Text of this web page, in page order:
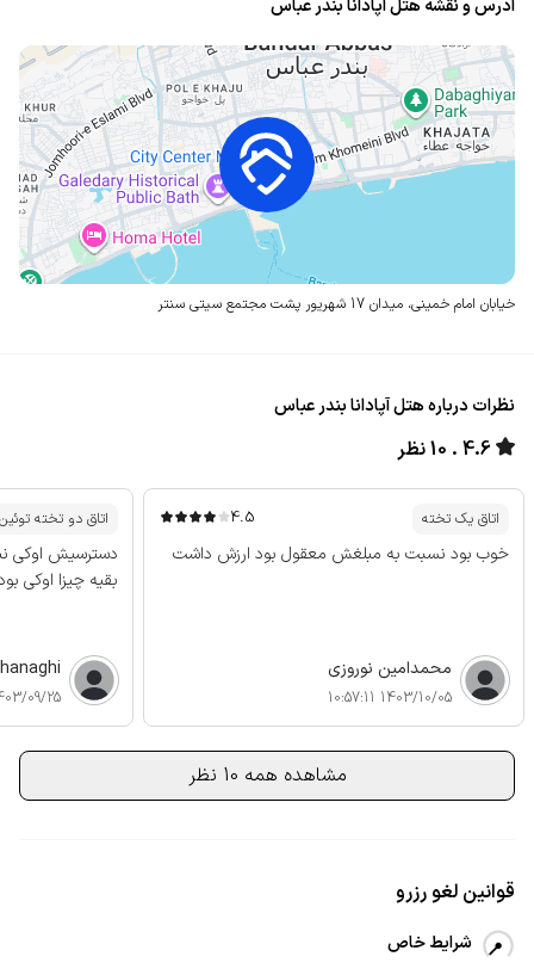
آدرس و نقشه هتل آپادانا بندر عباس
خیابان امام خمینی، میدان 17 شهریور پشت مجتمع سیتی سنتر
نظرات درباره هتل آپادانا بندر عباس
4.6 10 نظر
اتاق یک تخته 4.5
خوب بود نسبت به مبلغش معقول بود ارزش داشت
محمدامین نوروزی
1403/10/05 10:57:11
اتاق دو تخته توئین
دسترسیش اوکی
بقیه چیزا اوکی
09/25 18:13:52
مشاهده همه 10 نظر
قوانین لغو رزرو
شرایط خاص